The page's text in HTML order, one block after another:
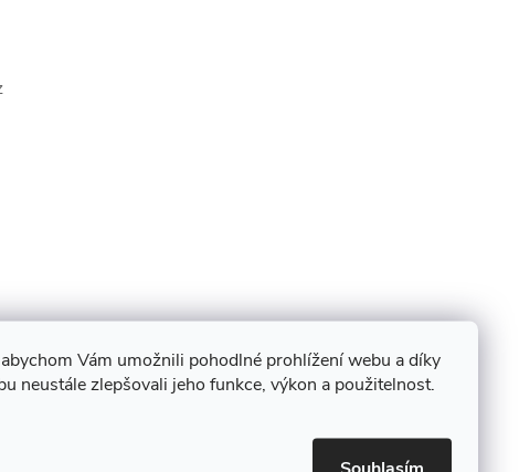
Vám umožnili pohodlné prohlížení webu a díky
neustále zlepšovali jeho funkce, výkon a použitelnost.